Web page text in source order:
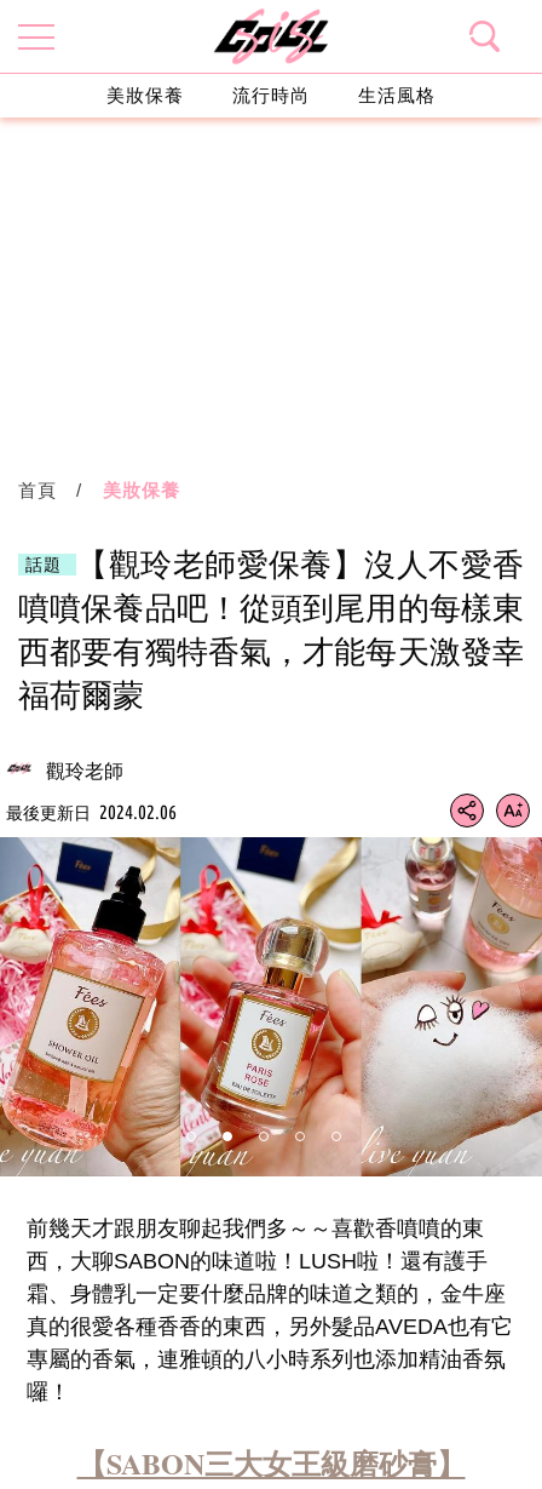
美妝保養 流行時尚 生活風格
首頁 美妝保養
話題
【觀玲老師愛保養】沒人不愛香
噴噴保養品吧！從頭到尾用的每樣東
西都要有獨特香氣，才能每天激發幸
福荷爾蒙
觀玲老師
最後更新日 2024.02.06
前幾天才跟朋友聊起我們多～～喜歡香噴噴的東
西，大聊SABON的味道啦！LUSH啦！還有護手
霜、身體乳一定要什麼品牌的味道之類的，金牛座
真的很愛各種香香的東西，另外髮品AVEDA也有它
專屬的香氣，連雅頓的八小時系列也添加精油香氛
囉！
【SABON三大女王級磨砂膏】